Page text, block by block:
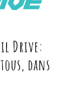
Drive:
dans